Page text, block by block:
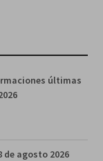
últimas
de agosto 2026